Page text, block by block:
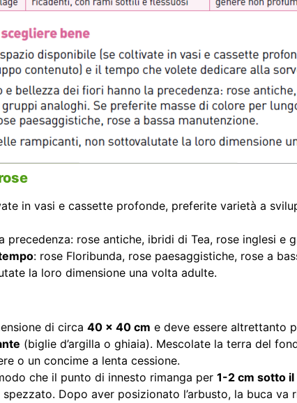
in vasi e cassette profonde, preferite varietà a
precedenza: rose antiche, ibridi di Tea, rose inglesi e
: rose Floribunda, rose paesaggistiche, rose a
la loro dimensione una volta adulte.
di circa 40 x 40 cm e deve essere altrettanto
(biglie d’argilla o ghiaia). Mescolate la terra del
o un concime a lenta cessione.
che il punto di innesto rimanga per 1-2 cm sotto
Dopo aver posizionato l’arbusto, la buca va